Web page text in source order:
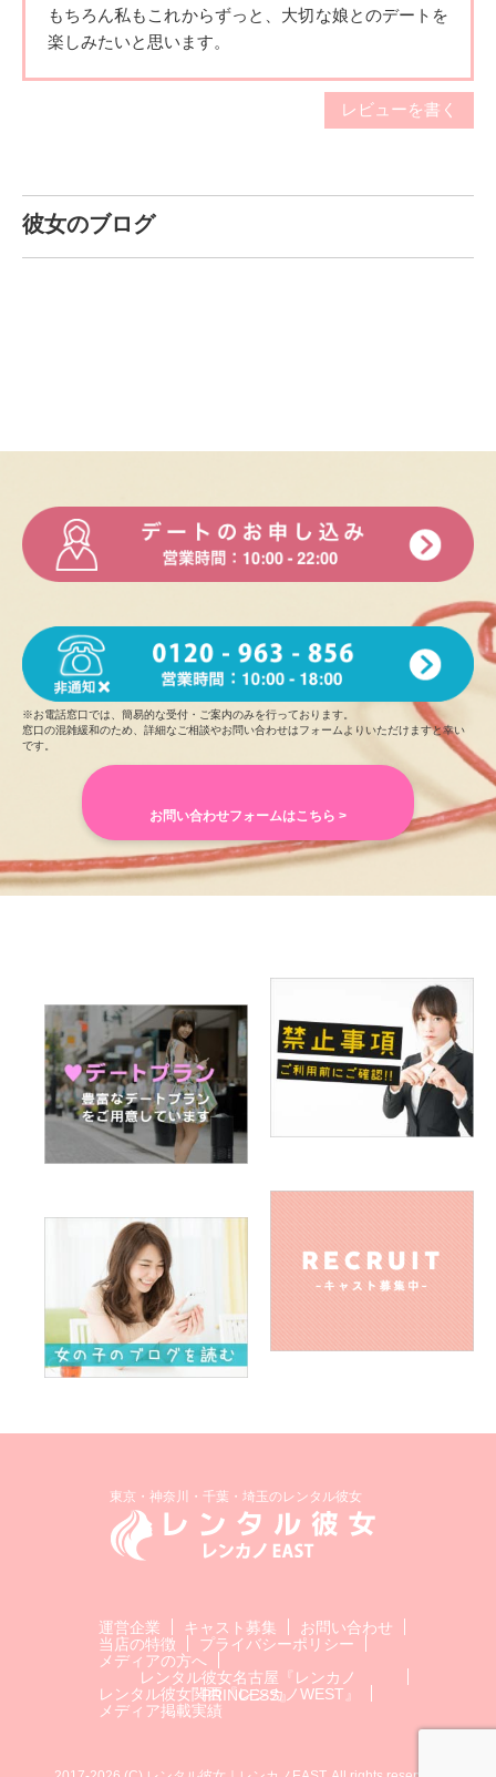
Q.好きなスポーツは何ですか
A. バレーボール
Q.学生の頃に入っていた部活動は何ですか
A. 絶景を見る
Q.旅行で行きたいところは何処ですか
A. 好奇心旺盛
Q.将来の夢や頑張っていることは何ですか
A. 女性の魅力を引き立てるお仕事
Q.あなたにとって大切なものは何ですか
Q.好きな男性のタイプを教えてください
A. 笑顔が素敵な人
Q.外見と中身、どちらを重視しますか
Q.男性の好きなファッションは何ですか（さわやか系、オラ
オラ系など）
A. 大人っぽい、さわやか系
Q.男性への告白は直接ですか、電話ですか、メール（SNS）
ですか
A. 直接
Q.デートで行ってみたいところは何処ですか
A.水族館,観光地
もちろん私もこれからずっと、大切な娘とのデートを
楽しみたいと 思います。
レビューを書く
彼女のブログ
※お電話窓口では、簡易的な受付・ご案内のみを行っております。
窓口の混雑緩和のため、詳細なご相談やお問い合わせはフォームよりいただけますと幸い
です。
お問い合わせフォームはこちら >
東京・神奈川・千葉・埼玉のレンタル彼女
運営企業 キャスト募集
お問い合わせ
当店の特徴
プライバシーポリシー
メディアの方へ
レンタル彼女名古屋『レンカノ
PRINCESS』
レンタル彼女関西『レンカノWEST』
メディア掲載実績